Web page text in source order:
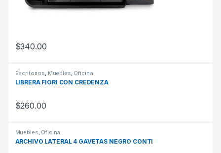
$340.00
Escritorios, Muebles, Oficina
LIBRERA FIORI CON CREDENZA
$260.00
Muebles, Oficina
ARCHIVO LATERAL 4 GAVETAS NEGRO CONTI